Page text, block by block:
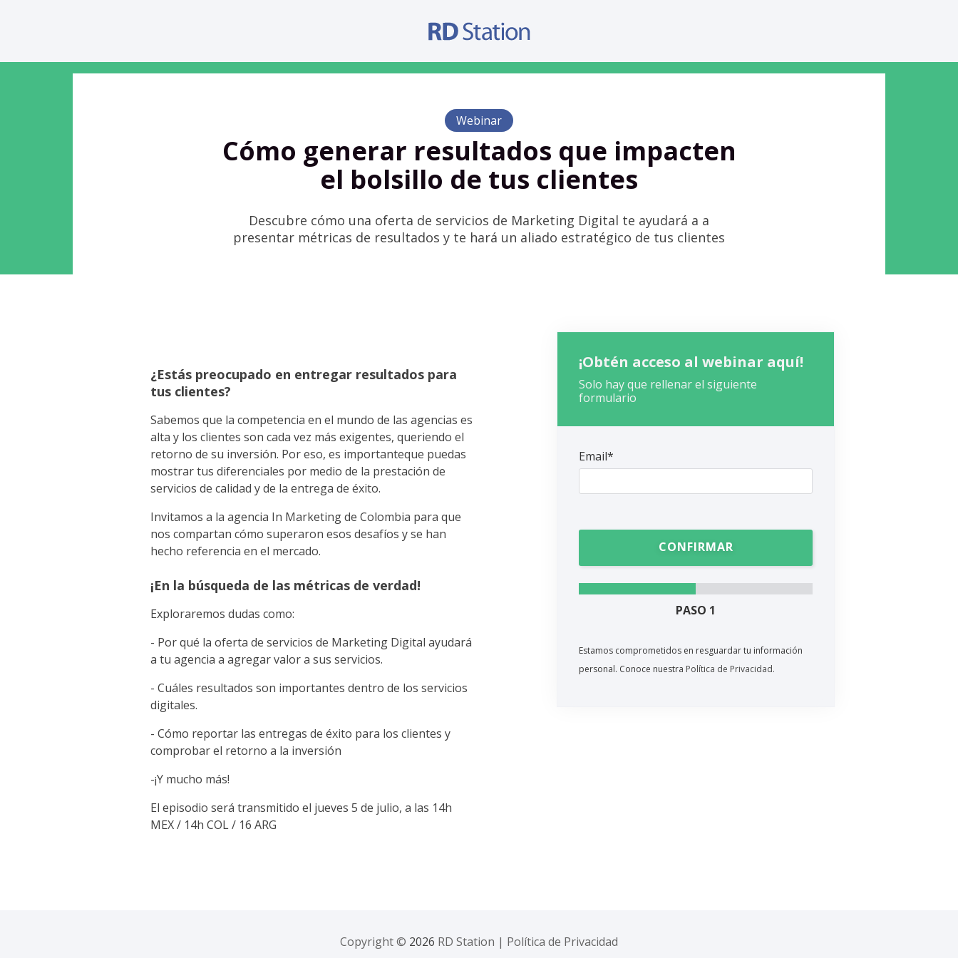
Webinar
Cómo generar resultados que impacten
el bolsillo de tus clientes
Descubre cómo una oferta de servicios de Marketing Digital te ayudará a a
presentar métricas de resultados y te hará un aliado estratégico de tus clientes
¿Estás preocupado en entregar resultados para
tus clientes?
Sabemos que la competencia en el mundo de las agencias es
alta y los clientes son cada vez más exigentes, queriendo el
retorno de su inversión. Por eso, es importanteque puedas
mostrar tus diferenciales por medio de la prestación de
servicios de calidad y de la entrega de éxito.
Invitamos a la agencia In Marketing de Colombia para que
nos compartan cómo superaron esos desafíos y se han
hecho referencia en el mercado.
¡En la búsqueda de las métricas de verdad!
Exploraremos dudas como:
- Por qué la oferta de servicios de Marketing Digital ayudará
a tu agencia a agregar valor a sus servicios.
- Cuáles resultados son importantes dentro de los servicios
digitales.
- Cómo reportar las entregas de éxito para los clientes y
comprobar el retorno a la inversión
-¡Y mucho más!
El episodio será transmitido el jueves 5 de julio, a las 14h
MEX / 14h COL / 16 ARG
¡Obtén acceso al webinar aquí!
Solo hay que rellenar el siguiente
formulario
Email*
PASO 1
Estamos comprometidos en resguardar tu información
personal. Conoce nuestra Política de Privacidad.
Copyright © 2026 RD Station | Política de Privacidad